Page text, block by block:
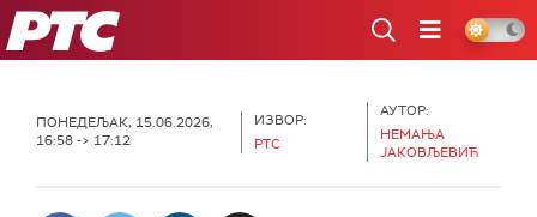
РТС
ПОНЕДЕЉАК, 15.06.2026,
16:58 -> 17:12
ИЗВОР:
РТС
АУТОР:
НЕМАЊА
ЈАКОВЉЕВИЋ